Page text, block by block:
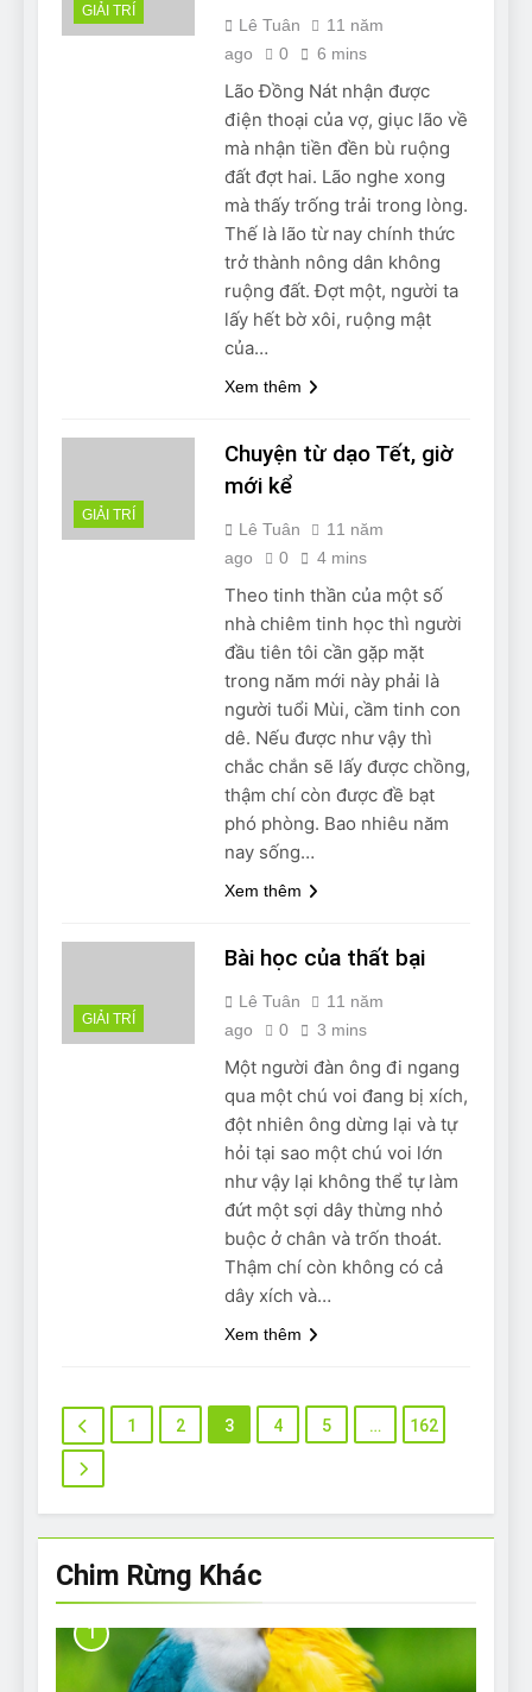
Chim Rừng Khác
1
GIẢI TRÍ
Lê Tuân
11 năm
ago
0 6 mins
Lão Đồng Nát nhận được
điện thoại của vợ, giục lão về
mà nhận tiền đền bù ruộng
đất đợt hai. Lão nghe xong
mà thấy trống trải trong lòng.
Thế là lão từ nay chính thức
trở thành nông dân không
ruộng đất. Đợt một, người ta
lấy hết bờ xôi, ruộng mật
của…
Xem thêm
GIẢI TRÍ
Chuyện từ dạo Tết, giờ
mới kể
Lê Tuân
11 năm
ago
0 4 mins
Theo tinh thần của một số
nhà chiêm tinh học thì người
đầu tiên tôi cần gặp mặt
trong năm mới này phải là
người tuổi Mùi, cầm tinh con
dê. Nếu được như vậy thì
chắc chắn sẽ lấy được chồng,
thậm chí còn được đề bạt
phó phòng. Bao nhiêu năm
nay sống…
Xem thêm
GIẢI TRÍ
Bài học của thất bại
Lê Tuân
11 năm
ago
0 3 mins
Một người đàn ông đi ngang
qua một chú voi đang bị xích,
đột nhiên ông dừng lại và tự
hỏi tại sao một chú voi lớn
như vậy lại không thể tự làm
đứt một sợi dây thừng nhỏ
buộc ở chân và trốn thoát.
Thậm chí còn không có cả
dây xích và…
Xem thêm
1 2 3 4 5 … 162